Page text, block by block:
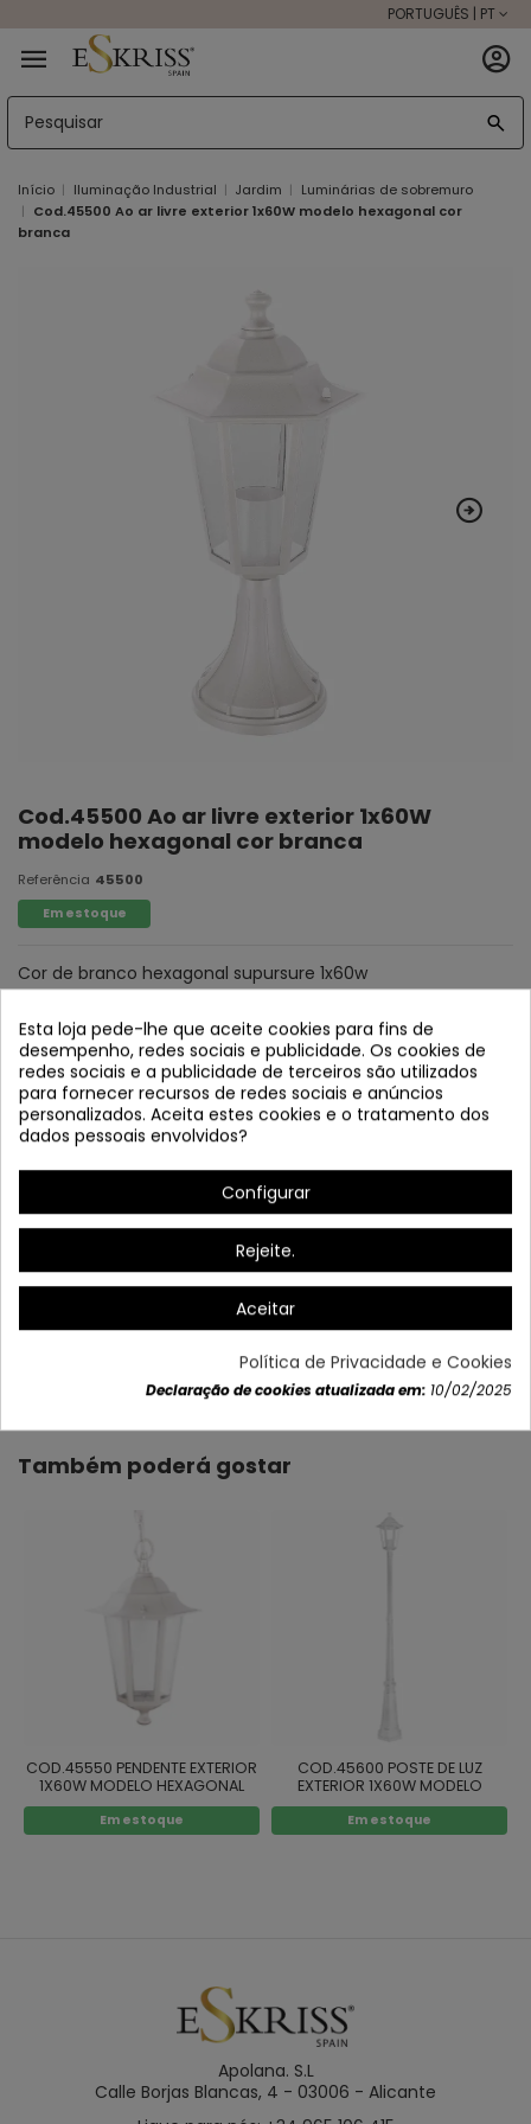
PORTUGUÊS | PT
Início Iluminação Industrial Jardim
Luminárias de sobremuro
Cod.45500 Ao ar livre exterior 1x60W modelo hexagonal cor
branca
Cod.45500 Ao ar livre exterior 1x60W
modelo hexagonal cor branca
Referência 45500
Em estoque
Cor de branco hexagonal supursure 1x60w
Dados do produto
Também poderá gostar
COD.45550 PENDENTE EXTERIOR
1X60W MODELO HEXAGONAL
COR BRANCA
Em estoque
COD.45600 POSTE DE LUZ
EXTERIOR 1X60W MODELO
HEXAGONAL COR BRANCA
Em estoque
Apolana. S.L
Calle Borjas Blancas, 4 - 03006 - Alicante
Esta loja pede-lhe que aceite cookies para fins de
desempenho, redes sociais e publicidade. Os cookies de
redes sociais e a publicidade de terceiros são utilizados
para fornecer recursos de redes sociais e anúncios
personalizados. Aceita estes cookies e o tratamento dos
dados pessoais envolvidos?
Configurar
Rejeite.
Aceitar
Política de Privacidade e Cookies
Declaração de cookies atualizada em: 10/02/2025